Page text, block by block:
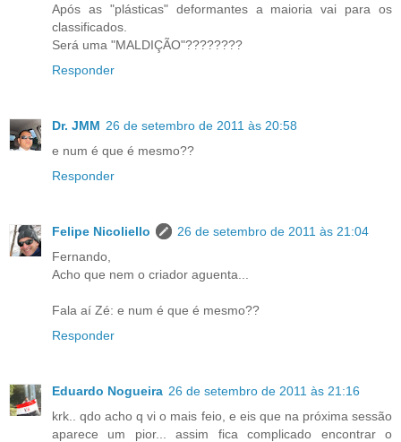
Após as "plásticas" deformantes a maioria vai para os
classificados.
Será uma "MALDIÇÃO"????????
Responder
Dr. JMM 26 de setembro de 2011 às 20:58
e num é que é mesmo??
Responder
Felipe Nicoliello
26 de setembro de 2011 às 21:04
Fernando,
Acho que nem o criador aguenta...
Fala aí Zé: e num é que é mesmo??
Responder
Eduardo Nogueira 26 de setembro de 2011 às 21:16
krk.. qdo acho q vi o mais feio, e eis que na próxima sessão
aparece um pior... assim fica complicado encontrar o